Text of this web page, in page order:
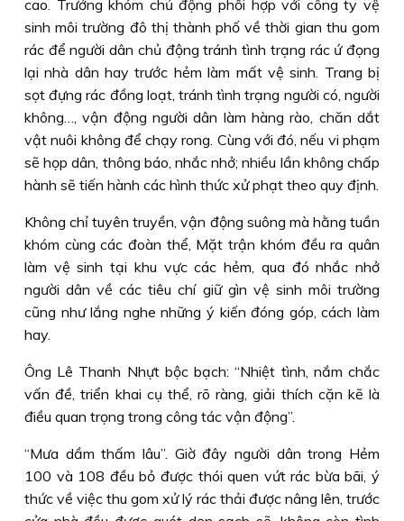
cao. Trưởng khóm chủ động phối hợp với công ty vệ
sinh môi trường đô thị thành phố về thời gian thu gom
rác để người dân chủ động tránh tình trạng rác ứ đọng
lại nhà dân hay trước hẻm làm mất vệ sinh. Trang bị
sọt đựng rác đồng loạt, tránh tình trạng người có, người
không…, vận động người dân làm hàng rào, chăn dắt
vật nuôi không để chạy rong. Cùng với đó, nếu vi phạm
sẽ họp dân, thông báo, nhắc nhở; nhiều lần không chấp
hành sẽ tiến hành các hình thức xử phạt theo quy định.
Không chỉ tuyên truyền, vận động suông mà hằng tuần
khóm cùng các đoàn thể, Mặt trận khóm đều ra quân
làm vệ sinh tại khu vực các hẻm, qua đó nhắc nhở
người dân về các tiêu chí giữ gìn vệ sinh môi trường
cũng như lắng nghe những ý kiến đóng góp, cách làm
hay.
Ông Lê Thanh Nhựt bộc bạch: “Nhiệt tình, nắm chắc
vấn đề, triển khai cụ thể, rõ ràng, giải thích cặn kẽ là
điều quan trọng trong công tác vận động”.
“Mưa dầm thấm lâu”. Giờ đây người dân trong Hẻm
100 và 108 đều bỏ được thói quen vứt rác bừa bãi, ý
thức về việc thu gom xử lý rác thải được nâng lên, trước